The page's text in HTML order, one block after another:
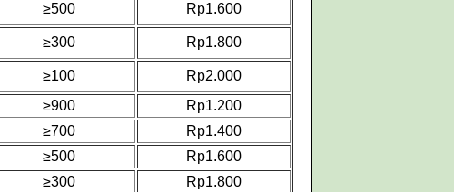
≥500 Rp1.600
≥300 Rp1.800
≥100 Rp2.000
≥900
Rp1.200
≥700
Rp1.400
≥500
Rp1.600
≥300
Rp1.800